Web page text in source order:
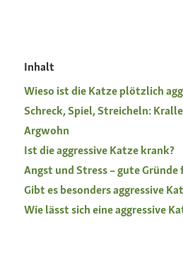
Inhalt
Wieso ist die Katze plötzlich
Schreck, Spiel, Streicheln:
Argwohn
Ist die aggressive Katze krank?
Angst und Stress – gute
Gibt es besonders aggressive
Wie lässt sich eine aggressive